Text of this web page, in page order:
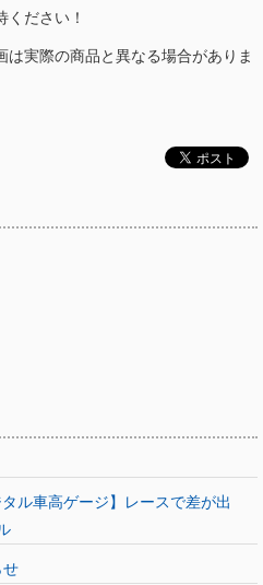
ください！
実際の商品と異なる場合がありま
ル車高ゲージ】レースで差が出
せ